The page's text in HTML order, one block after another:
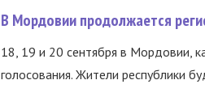
В Мордовии продолжается
18, 19 и 20 сентября в Мордовии,
голосования. Жители республики